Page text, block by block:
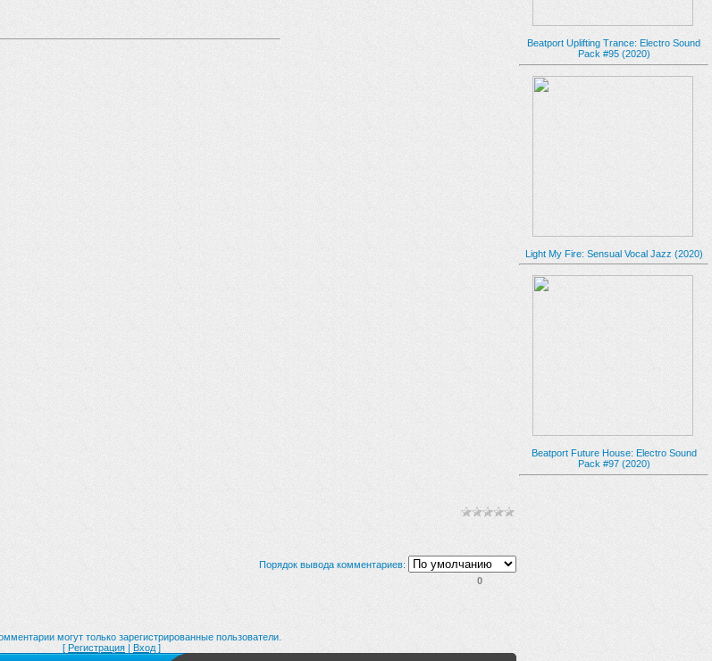
Beatport Uplifting Trance: Electro Sound
Pack #95 (2020)
Light My Fire: Sensual Vocal Jazz (2020)
Beatport Future House: Electro Sound
Pack #97 (2020)
Порядок вывода комментариев:
0
могут только зарегистрированные пользователи.
[ Регистрация | Вход ]